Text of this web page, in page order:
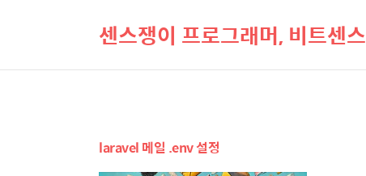
센스쟁이 프로그래머, 비트센스
laravel 메일 .env 설정